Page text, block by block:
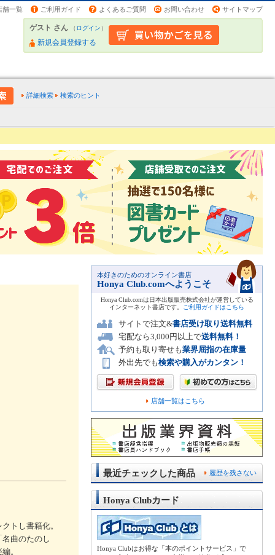
舗一覧 ご利用ガイド よくあるご質問 お問い合わせ サイトマップ
ゲスト さん （ログイン）
新規会員登録する
詳細検索 検索のヒント
トし書籍化。
曲のたのし
。
本好きのためのオンライン書店
Honya Club.comへようこそ
Honya Club.comは日本出版販売株式会社が運営している
インターネット書店です。
ご利用ガイドはこちら
サイトで注文&書店受け取り送料無料
宅配なら3,000円以上で送料無料！
予約も取り寄せも業界屈指の在庫量
外出先でも検索や購入がカンタン！
店舗一覧はこちら
履歴を残さない
最近チェックした商品
Honya Clubカード
Honya Clubはお得な「本のポイントサービス」で